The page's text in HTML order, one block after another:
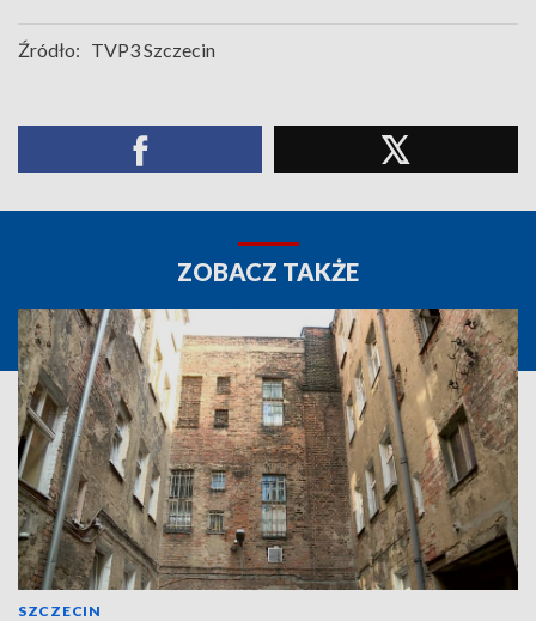
Źródło: TVP3 Szczecin
ZOBACZ TAKŻE
SZCZECIN